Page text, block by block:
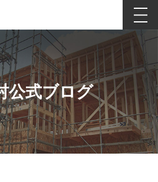
公式ブログ